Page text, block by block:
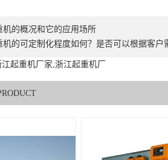
机的概况和它的应用场所
的可定制化程度如何？是否可以根据客户
起重机厂家,浙江起重机厂